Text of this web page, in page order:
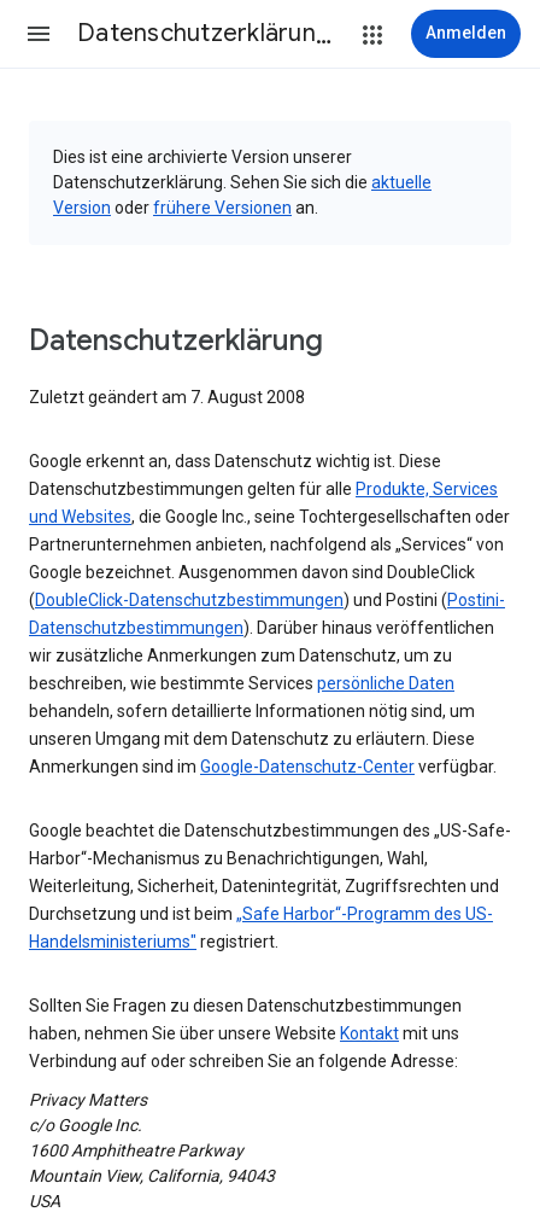
Datenschutzerklärung & Nutzungsbedingungen Anmelden
Dies ist eine archivierte Version unserer
Datenschutzerklärung. Sehen Sie sich die aktuelle
Version oderfrühere Versionen an.
Datenschutzerklärung
Zuletzt geändert am 7. August 2008
Google erkennt an, dass Datenschutz wichtig ist. Diese
Datenschutzbestimmungen gelten für alle Produkte, Services
und Websites, die Google Inc., seine Tochtergesellschaften oder
Partnerunternehmen anbieten, nachfolgend als „Services“ von
Google bezeichnet. Ausgenommen davon sind DoubleClick
(DoubleClick-Datenschutzbestimmungen) und Postini (Postini-
Datenschutzbestimmungen). Darüber hinaus veröffentlichen
wir zusätzliche Anmerkungen zum Datenschutz, um zu
beschreiben, wie bestimmte Services persönliche Daten
behandeln, sofern detaillierte Informationen nötig sind, um
unseren Umgang mit dem Datenschutz zu erläutern. Diese
Anmerkungen sind im Google-Datenschutz-Centerverfügbar.
Google beachtet die Datenschutzbestimmungen des „US-Safe-
Harbor“-Mechanismus zu Benachrichtigungen, Wahl,
Weiterleitung, Sicherheit, Datenintegrität, Zugriffsrechten und
Durchsetzung und ist beim „Safe Harbor“-Programm des US-
Handelsministeriums" registriert.
Sollten Sie Fragen zu diesen Datenschutzbestimmungen
haben, nehmen Sie über unsere Website Kontaktmit uns
Verbindung auf oder schreiben Sie an folgende Adresse:
Privacy Matters
c/o Google Inc.
1600 Amphitheatre Parkway
Mountain View, California, 94043
USA